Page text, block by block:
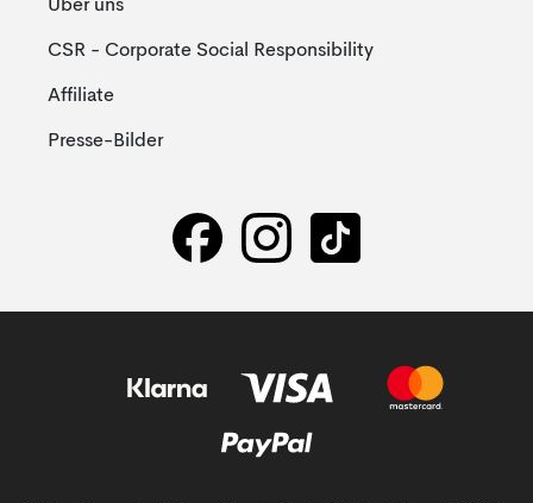
Über uns
CSR - Corporate Social Responsibility
Affiliate
Presse-Bilder